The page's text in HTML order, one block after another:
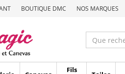
BOUTIQUE DMC NOS MARQUES
Fils